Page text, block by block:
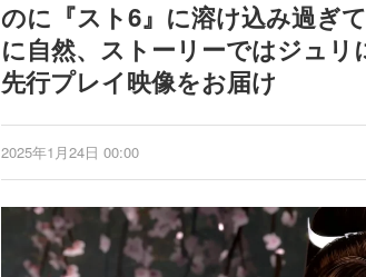
称賛の声
のに『スト6』に溶け込み過ぎ
に自然、ストーリーではジュ
先行プレイ映像をお届け
2025年1月24日 00:00